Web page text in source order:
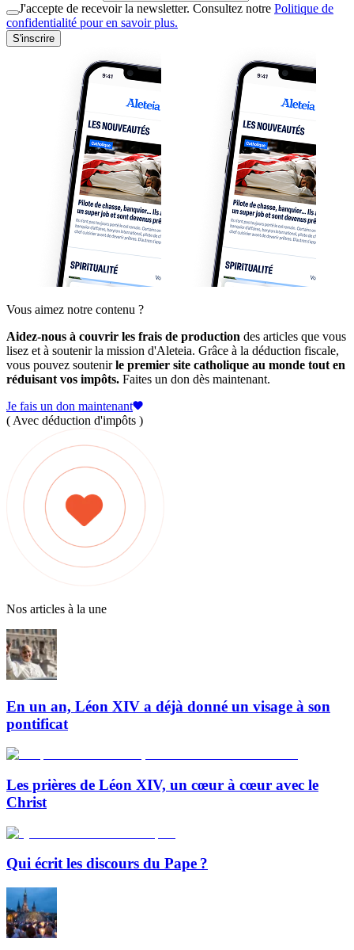
J'accepte de recevoir la newsletter. Consultez notre Politique de
confidentialité pour en savoir plus.
S'inscrire
Vous aimez notre contenu ?
Aidez-nous à couvrir les frais de production des articles que vous
lisez et à soutenir la mission d'Aleteia. Grâce à la déduction fiscale,
vous pouvez soutenirle premier site catholique au monde tout en
réduisant vos impôts. Faites un don dès maintenant.
Je fais un don maintenant
( Avec déduction d'impôts )
Nos articles à la une
En un an, Léon XIV a déjà donné un visage à son
pontificat
Les prières de Léon XIV, un cœur à cœur avec le
Christ
Qui écrit les discours du Pape ?